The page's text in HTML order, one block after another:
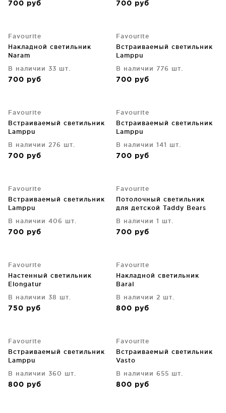
700 руб 700 руб
Favourite
Накладной светильник
Naram
В наличии 33 шт.
700 руб
Favourite
Встраиваемый светильник
Lamppu
В наличии 776 шт.
700 руб
Favourite
Встраиваемый светильник
Lamppu
В наличии 276 шт.
700 руб
Favourite
Встраиваемый светильник
Lamppu
В наличии 141 шт.
700 руб
Favourite
Встраиваемый светильник
Lamppu
В наличии 406 шт.
700 руб
Favourite
Потолочный cветильник
для детской Taddy Bears
В наличии 1 шт.
700 руб
Favourite
Настенный светильник
Elongatur
В наличии 38 шт.
750 руб
Favourite
Накладной светильник
Baral
В наличии 2 шт.
800 руб
Favourite
Встраиваемый светильник
Lamppu
В наличии 360 шт.
800 руб
Favourite
Встраиваемый светильник
Vasto
В наличии 655 шт.
800 руб